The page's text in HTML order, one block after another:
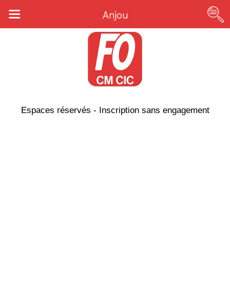
Anjou
Espaces réservés - Inscription sans engagement